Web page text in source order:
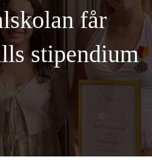
får
stipendium